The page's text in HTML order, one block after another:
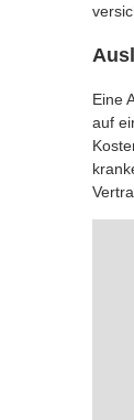
Eine
auf